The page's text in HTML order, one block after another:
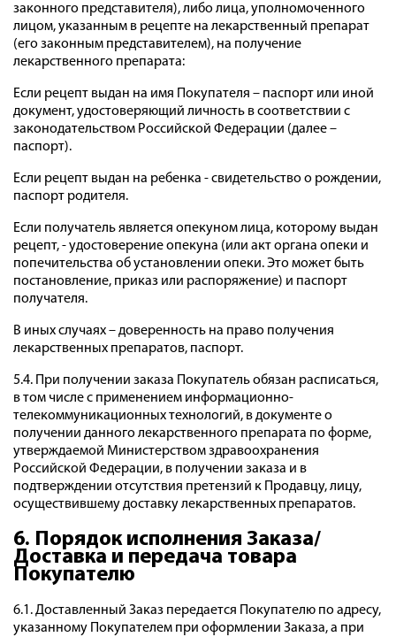
законного представителя), либо лица, уполномоченного
лицом, указанным в рецепте на лекарственный препарат
(его законным представителем), на получение
лекарственного препарата:
Если рецепт выдан на имя Покупателя – паспорт или иной
документ, удостоверяющий личность в соответствии с
законодательством Российской Федерации (далее –
паспорт).
Если рецепт выдан на ребенка - свидетельство о рождении,
паспорт родителя.
Если получатель является опекуном лица, которому выдан
рецепт, - удостоверение опекуна (или акт органа опеки и
попечительства об установлении опеки. Это может быть
постановление, приказ или распоряжение) и паспорт
получателя.
В иных случаях – доверенность на право получения
лекарственных препаратов, паспорт.
5.4. При получении заказа Покупатель обязан расписаться,
в том числе с применением информационно-
телекоммуникационных технологий, в документе о
получении данного лекарственного препарата по форме,
утверждаемой Министерством здравоохранения
Российской Федерации, в получении заказа и в
подтверждении отсутствия претензий к Продавцу, лицу,
осуществившему доставку лекарственных препаратов.
6. Порядок исполнения Заказа/
Доставка и передача товара
Покупателю
6.1. Доставленный Заказ передается Покупателю по адресу,
указанному Покупателем при оформлении Заказа, а при